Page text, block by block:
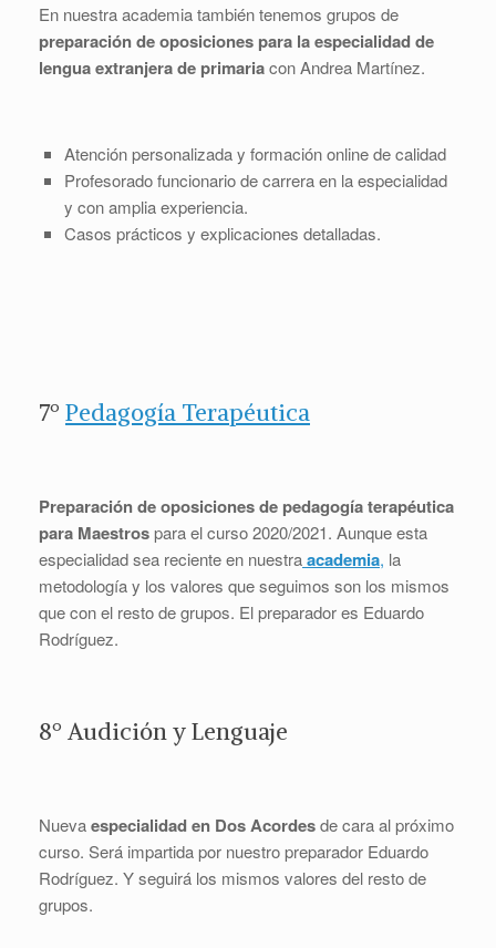
En nuestra academia también tenemos grupos de
preparación de oposiciones para la especialidad de
lengua extranjera de primariacon Andrea Martínez.
Atención personalizada y formación online de calidad
Profesorado funcionario de carrera en la especialidad
y con amplia experiencia.
Casos prácticos y explicaciones detalladas.
7º Pedagogía Terapéutica
Preparación de oposiciones de pedagogía terapéutica
para Maestrospara el curso 2020/2021. Aunque esta
especialidad sea reciente en nuestraacademia, la
metodología y los valores que seguimos son los mismos
que con el resto de grupos. El preparador es Eduardo
Rodríguez.
8º Audición y Lenguaje
Nuevaespecialidad en Dos Acordesde cara al próximo
curso. Será impartida por nuestro preparador Eduardo
Rodríguez. Y seguirá los mismos valores del resto de
grupos.